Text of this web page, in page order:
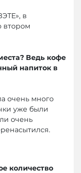
в
втором
Ведь кофе
напиток в
очень много
уже были
очень
количество